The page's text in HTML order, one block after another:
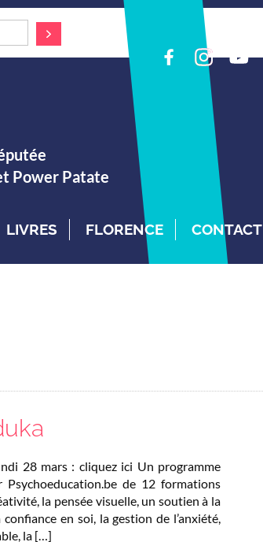
Power Patate
LIVRES FLORENCE CONTACT
28 mars : cliquez ici Un programme
de 12 formations
la pensée visuelle, un soutien à la
en soi, la gestion de l’anxiété,
la […]